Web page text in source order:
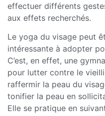
effectuer différents
aux effets recherchés.
Le yoga du visage peut
intéressante à adopter
C’est, en effet, une
pour lutter contre le
raffermir la peau du
tonifier la peau en
Elle se pratique en